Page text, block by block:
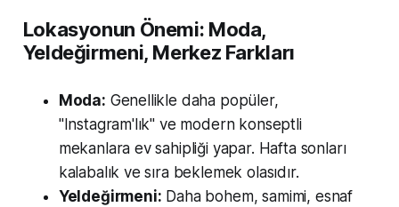
Lokasyonun Önemi: Moda,
Yeldeğirmeni, Merkez Farkları
Moda: Genellikle daha popüler,
"Instagram'lık" ve modern konseptli
mekanlara ev sahipliği yapar. Hafta sonları
kalabalık ve sıra beklemek olasıdır.
Yeldeğirmeni: Daha bohem, samimi, esnaf